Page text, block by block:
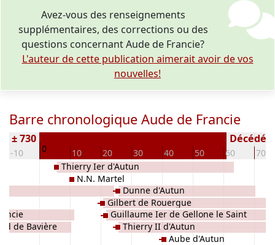
Avez-vous des renseignements
supplémentaires, des corrections ou des
questions concernant Aude de Francie?
L'auteur de cette publication aimerait avoir de vos
nouvelles!
Barre chronologique Aude de Francie
-10 0 10 20 30 40 50 60 70
± 730
de Bavière
Thierry Ier d'Autun
N.N. Martel
Gilbert de Rouergue
Guillaume Ier de Gellone le Saint
Dunne d'Autun
Thierry II d'Autun
Aube d'Autun